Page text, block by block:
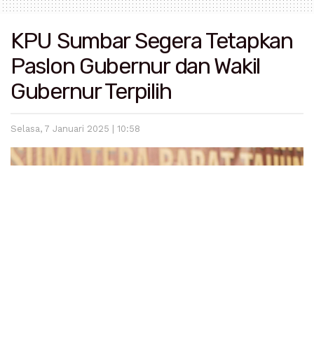
KPU Sumbar Segera Tetapkan
Paslon Gubernur dan Wakil
Gubernur Terpilih
Selasa, 7 Januari 2025 | 10:58